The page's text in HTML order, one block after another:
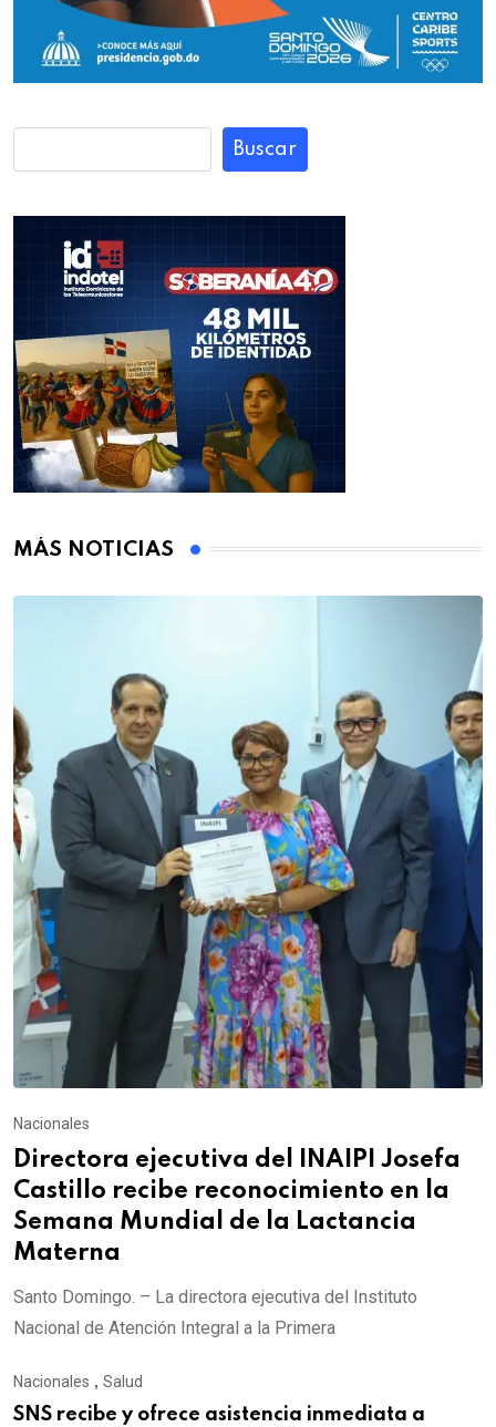
Buscar
MÁS NOTICIAS
Nacionales
Directora ejecutiva del INAIPI Josefa
Castillo recibe reconocimiento en la
Semana Mundial de la Lactancia
Materna
Santo Domingo. – La directora ejecutiva del Instituto
Nacional de Atención Integral a la Primera
Nacionales , Salud
SNS recibe y ofrece asistencia inmediata a